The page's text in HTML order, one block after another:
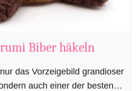
h
ä
k
Biber häkeln
das Vorzeigebild grandioser
auch einer der besten